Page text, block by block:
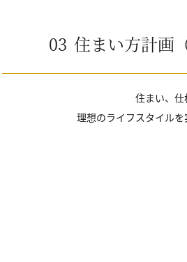
03 住まい方計画
住まい、
理想のライフスタイル